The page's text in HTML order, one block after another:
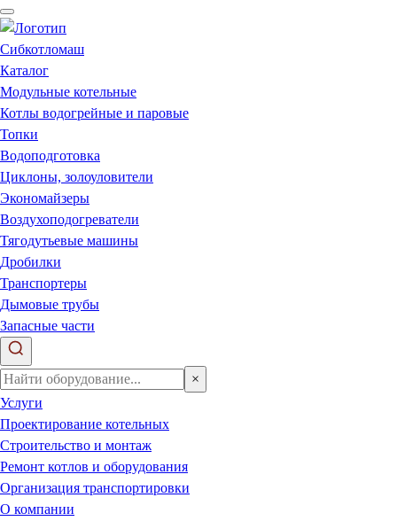
Каталог
Модульные котельные
Котлы водогрейные и паровые
Топки
Водоподготовка
Циклоны, золоуловители
Экономайзеры
Воздухоподогреватели
Тягодутьевые машины
Дробилки
Транспортеры
Дымовые трубы
Запасные части
×
Услуги
Проектирование котельных
Строительство и монтаж
Ремонт котлов и оборудования
Организация транспортировки
О компании